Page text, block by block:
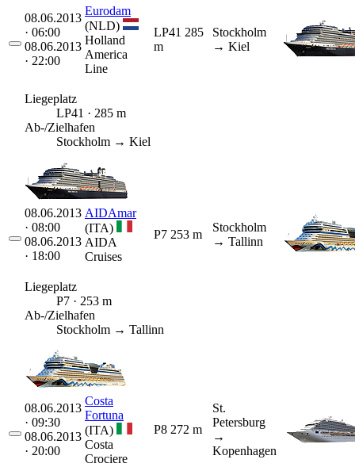
08.06.2013
· 06:00
08.06.2013
· 22:00
Eurodam
(NLD)
Holland
America
Line
LP41 285
m
Stockholm
→ Kiel
Liegeplatz
LP41 · 285 m
Ab-/Zielhafen
Stockholm → Kiel
08.06.2013
· 08:00
08.06.2013
· 18:00
AIDAmar
(ITA)
AIDA
Cruises
P7 253 m
Stockholm
→ Tallinn
Liegeplatz
P7 · 253 m
Ab-/Zielhafen
Stockholm → Tallinn
08.06.2013
· 09:30
08.06.2013
· 20:00
Costa
Fortuna
(ITA)
Costa
Crociere
P8 272 m
St.
Petersburg
→
Kopenhagen